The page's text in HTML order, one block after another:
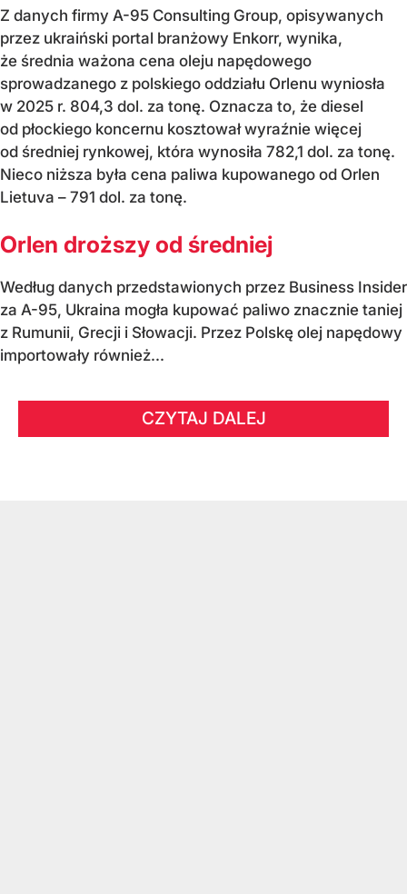
Z danych firmy A-95 Consulting Group, opisywanych
przez ukraiński portal branżowy Enkorr, wynika,
że średnia ważona cena oleju napędowego
sprowadzanego z polskiego oddziału Orlenu wyniosła
w 2025 r. 804,3 dol. za tonę. Oznacza to, że diesel
od płockiego koncernu kosztował wyraźnie więcej
od średniej rynkowej, która wynosiła 782,1 dol. za tonę.
Nieco niższa była cena paliwa kupowanego od Orlen
Lietuva – 791 dol. za tonę.
Orlen droższy od średniej
Według danych przedstawionych przez Business Insider
za A-95, Ukraina mogła kupować paliwo znacznie taniej
z Rumunii, Grecji i Słowacji. Przez Polskę olej napędowy
importowały również...
CZYTAJ DALEJ